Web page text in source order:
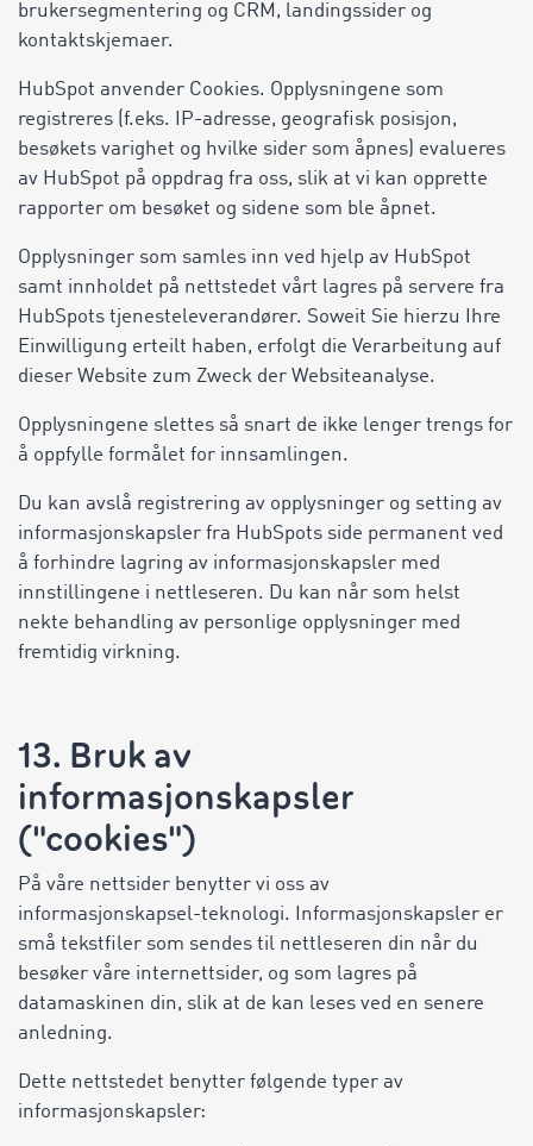
brukersegmentering og CRM, landingssider og
kontaktskjemaer.
HubSpot anvender Cookies. Opplysningene som
registreres (f.eks. IP-adresse, geografisk posisjon,
besøkets varighet og hvilke sider som åpnes) evalueres
av HubSpot på oppdrag fra oss, slik at vi kan opprette
rapporter om besøket og sidene som ble åpnet.
Opplysninger som samles inn ved hjelp av HubSpot
samt innholdet på nettstedet vårt lagres på servere fra
HubSpots tjenesteleverandører. Soweit Sie hierzu Ihre
Einwilligung erteilt haben, erfolgt die Verarbeitung auf
dieser Website zum Zweck der Websiteanalyse.
Opplysningene slettes så snart de ikke lenger trengs for
å oppfylle formålet for innsamlingen.
Du kan avslå registrering av opplysninger og setting av
informasjonskapsler fra HubSpots side permanent ved
å forhindre lagring av informasjonskapsler med
innstillingene i nettleseren. Du kan når som helst
nekte behandling av personlige opplysninger med
fremtidig virkning.
13. Bruk av
informasjonskapsler
("cookies")
På våre nettsider benytter vi oss av
informasjonskapsel-teknologi. Informasjonskapsler er
små tekstfiler som sendes til nettleseren din når du
besøker våre internettsider, og som lagres på
datamaskinen din, slik at de kan leses ved en senere
anledning.
Dette nettstedet benytter følgende typer av
informasjonskapsler: